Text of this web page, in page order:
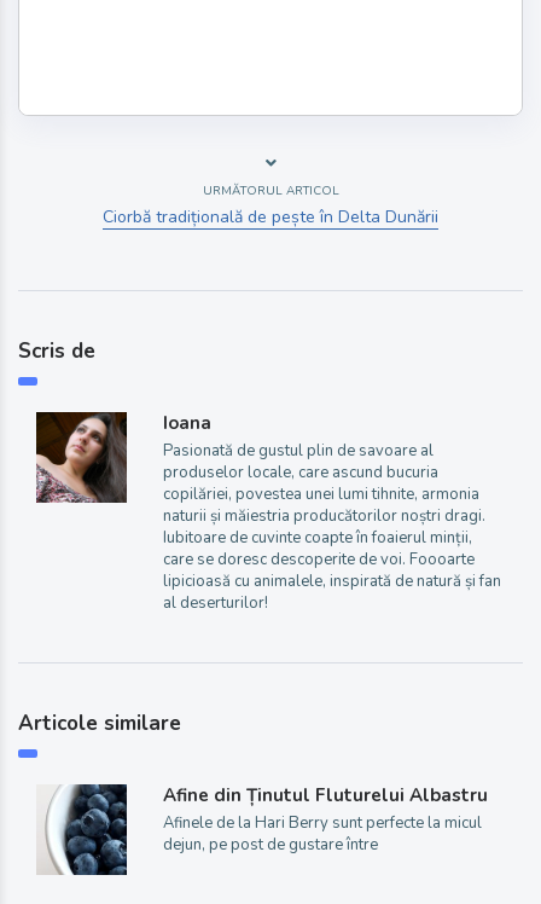
URMĂTORUL ARTICOL
Ciorbă tradițională de pește în Delta Dunării
Scris de
Ioana
Pasionată de gustul plin de savoare al
produselor locale, care ascund bucuria
copilăriei, povestea unei lumi tihnite, armonia
naturii și măiestria producătorilor noștri dragi.
Iubitoare de cuvinte coapte în foaierul minții,
care se doresc descoperite de voi. Foooarte
lipicioasă cu animalele, inspirată de natură și fan
al deserturilor!
Articole similare
Afine din Ținutul Fluturelui Albastru
Afinele de la Hari Berry sunt perfecte la micul
dejun, pe post de gustare între